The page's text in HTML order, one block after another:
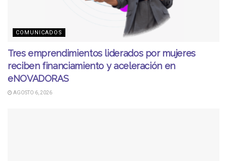
COMUNICADOS
Tres emprendimientos liderados por mujeres
reciben financiamiento y aceleración en
eNOVADORAS
AGOSTO 6, 2026